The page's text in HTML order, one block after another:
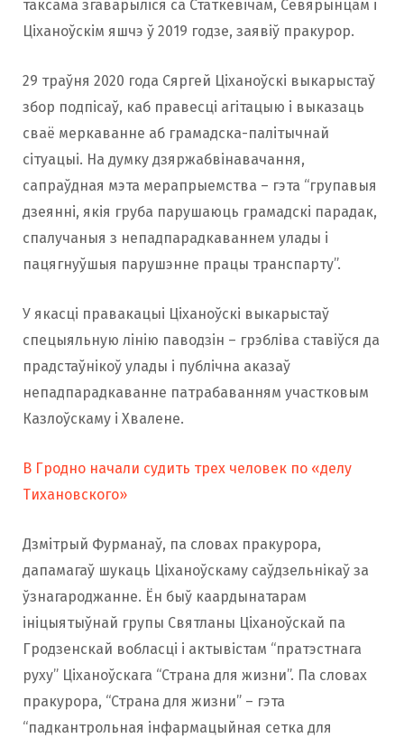
таксама згаварыліся са Статкевічам, Севярынцам і
Ціханоўскім яшчэ ў 2019 годзе, заявіў пракурор.
29 траўня 2020 года Сяргей Ціханоўскі выкарыстаў
збор подпісаў, каб правесці агітацыю і выказаць
сваё меркаванне аб грамадска-палітычнай
сітуацыі. На думку дзяржабвінавачання,
сапраўдная мэта мерапрыемства – гэта “групавыя
дзеянні, якія груба парушаюць грамадскі парадак,
спалучаныя з непадпарадкаваннем улады і
пацягнуўшыя парушэнне працы транспарту”.
У якасці правакацыі Ціханоўскі выкарыстаў
спецыяльную лінію паводзін – грэбліва ставіўся да
прадстаўнікоў улады і публічна аказаў
непадпарадкаванне патрабаванням участковым
Казлоўскаму і Хвалене.
В Гродно начали судить трех человек по «делу
Тихановского»
Дзмітрый Фурманаў, па словах пракурора,
дапамагаў шукаць Ціханоўскаму саўдзельнікаў за
ўзнагароджанне. Ён быў каардынатарам
ініцыятыўнай групы Святланы Ціханоўскай па
Гродзенскай вобласці і актывістам “пратэстнага
руху” Ціханоўскага “Страна для жизни”. Па словах
пракурора, “Страна для жизни” – гэта
“падкантрольная інфармацыйная сетка для